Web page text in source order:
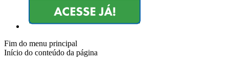
Fim do menu principal
Início do conteúdo da página